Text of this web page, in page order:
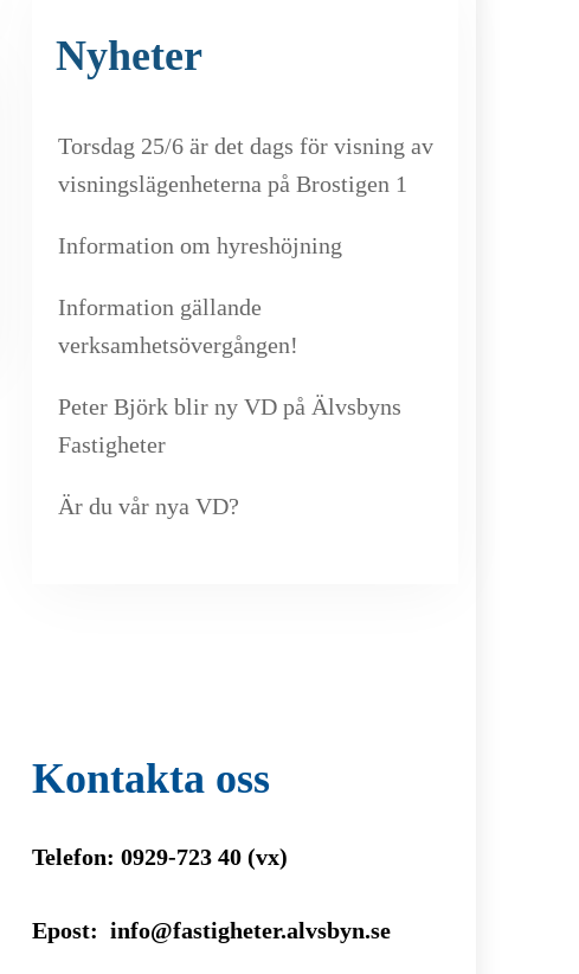
Nyheter
Torsdag 25/6 är det dags för visning av
visningslägenheterna på Brostigen 1
Information om hyreshöjning
Information gällande
verksamhetsövergången!
Peter Björk blir ny VD på Älvsbyns
Fastigheter
Är du vår nya VD?
Kontakta oss
Telefon: 0929-723 40 (vx)
Epost: info@fastigheter.alvsbyn.se